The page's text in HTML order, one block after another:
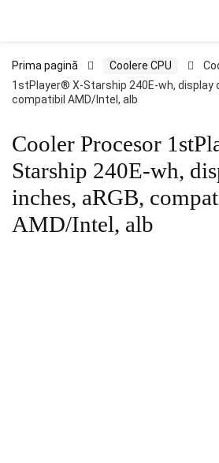
Prima pagină Coolere CPU
1stPlayer® X-Starship 240E-wh, display
compatibil AMD/Intel, alb
Cooler Procesor
Starship 240E-wh,
inches, aRGB,
AMD/Intel, alb